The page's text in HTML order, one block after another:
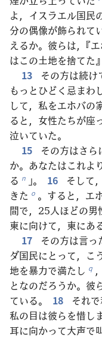
よ，イスラエル国民
分の偶像が飾られて
えるか。彼らは，『
はこの土地を捨てた
13
その方は続け
もっとひどく忌まわ
して，私をエホバの
ると，女性たちが座
泣いていた。
15
その方はさら
か。あなたはこれよ
る n 」。 16
そして
きた o 。すると，エ
間で，25人ほどの男
東に向けて，東にあ
17
その方は言っ
ダ国民にとって，こ
地を暴力で満たし q
となのだろうか。彼
ている。
18
それ
私の目は彼らを惜し
耳に向かって大声で